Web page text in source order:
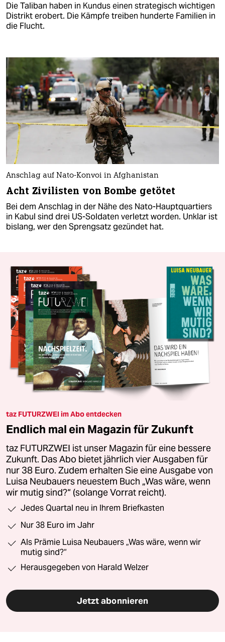
Die Taliban haben in Kundus einen strategisch wichtigen
Distrikt erobert. Die Kämpfe treiben hunderte Familien in
die Flucht.
Anschlag auf Nato-Konvoi in Afghanistan
Acht Zivilisten von Bombe getötet
Bei dem Anschlag in der Nähe des Nato-Hauptquartiers
in Kabul sind drei US-Soldaten verletzt worden. Unklar ist
bislang, wer den Sprengsatz gezündet hat.
taz FUTURZWEI im Abo entdecken
Endlich mal ein Magazin für Zukunft
taz FUTURZWEI ist unser Magazin für eine bessere
Zukunft. Das Abo bietet jährlich vier Ausgaben für
nur 38 Euro. Zudem erhalten Sie eine Ausgabe von
Luisa Neubauers neuestem Buch „Was wäre, wenn
wir mutig sind?“ (solange Vorrat reicht).
Jedes Quartal neu in Ihrem Briefkasten
Nur 38 Euro im Jahr
Als Prämie Luisa Neubauers „Was wäre, wenn wir
mutig sind?“
Herausgegeben von Harald Welzer
Jetzt abonnieren